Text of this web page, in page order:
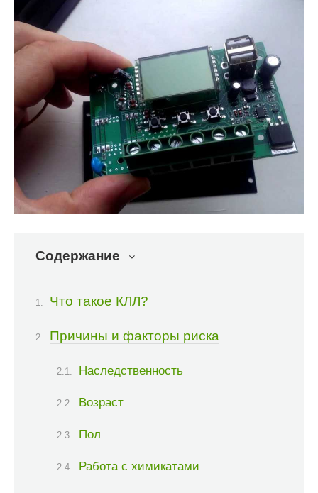
Содержание
Что такое КЛЛ?
Причины и факторы риска
Наследственность
Возраст
Пол
Работа с химикатами